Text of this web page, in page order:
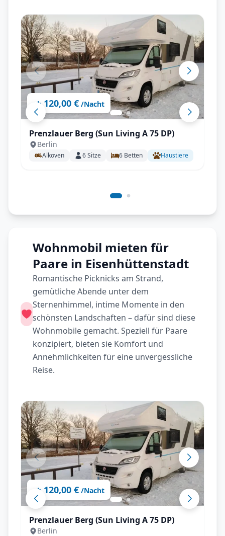
ab 120,00 € /Nacht
Prenzlauer Berg (Sun Living A 75 DP)
Berlin
Alkoven 6Sitze 6 Betten Haustiere
Wohnmobil mieten für
Paare in Eisenhüttenstadt
Romantische Picknicks am Strand,
gemütliche Abende unter dem
Sternenhimmel, intime Momente in den
schönsten Landschaften – dafür sind diese
Wohnmobile gemacht. Speziell für Paare
konzipiert, bieten sie Komfort und
Annehmlichkeiten für eine unvergessliche
Reise.
ab 120,00 € /Nacht
Prenzlauer Berg (Sun Living A 75 DP)
Berlin